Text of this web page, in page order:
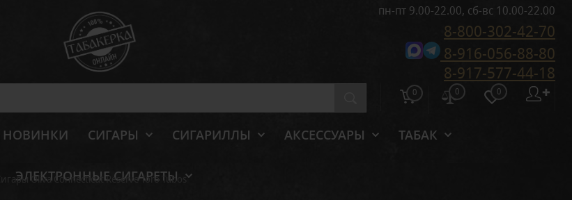
пн-пт 9.00-22.00, сб-вс 10.00-22.00
8-800-302-42-70
8-916-056-88-80
8-917-577-44-18
0 0 0 ✚
НОВИНКИ СИГАРЫ СИГАРИЛЛЫ АКСЕССУАРЫ ТАБАК
ЭЛЕКТРОННЫЕ СИГАРЕТЫ
Сигары Oliva Connecticut Reserve Toro Tubos